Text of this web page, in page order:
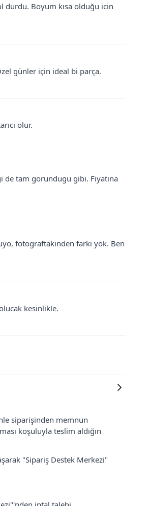
durdu. Boyum kısa olduğu icin
günler için ideal bi parça.
olur.
de tam gorundugu gibi. Fiyatına
fotograftakinden farki yok. Ben
kesinlikle.
siparişinden memnun
koşuluyla teslim aldığın
"Sipariş Destek Merkezi"